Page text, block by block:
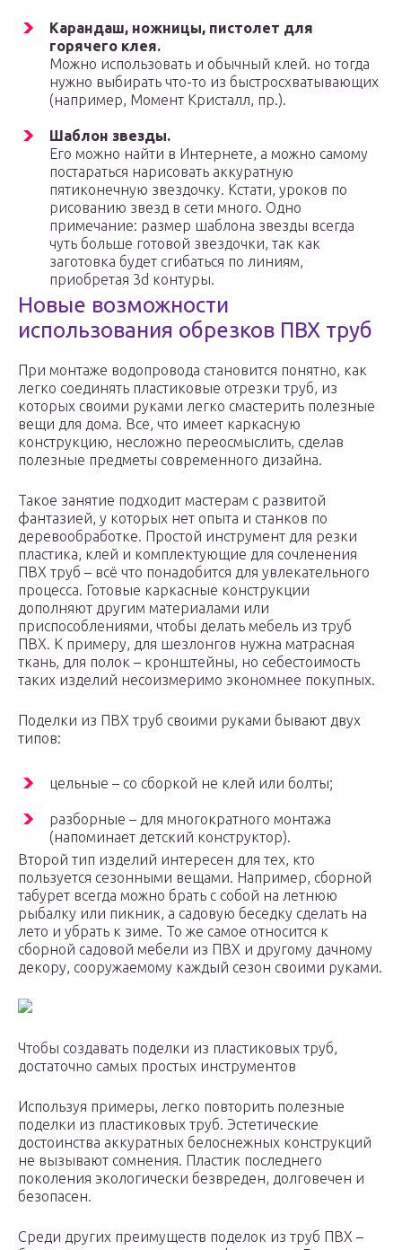
Карандаш, ножницы, пистолет для
горячего клея.
Можно использовать и обычный клей. но тогда
нужно выбирать что-то из быстросхватывающих
(например, Момент Кристалл, пр.).
Шаблон звезды.
Его можно найти в Интернете, а можно самому
постараться нарисовать аккуратную
пятиконечную звездочку. Кстати, уроков по
рисованию звезд в сети много. Одно
примечание: размер шаблона звезды всегда
чуть больше готовой звездочки, так как
заготовка будет сгибаться по линиям,
приобретая 3d контуры.
Новые возможности
использования обрезков ПВХ труб
При монтаже водопровода становится понятно, как
легко соединять пластиковые отрезки труб, из
которых своими руками легко смастерить полезные
вещи для дома. Все, что имеет каркасную
конструкцию, несложно переосмыслить, сделав
полезные предметы современного дизайна.
Такое занятие подходит мастерам с развитой
фантазией, у которых нет опыта и станков по
деревообработке. Простой инструмент для резки
пластика, клей и комплектующие для сочленения
ПВХ труб – всё что понадобится для увлекательного
процесса. Готовые каркасные конструкции
дополняют другим материалами или
приспособлениями, чтобы делать мебель из труб
ПВХ. К примеру, для шезлонгов нужна матрасная
ткань, для полок – кронштейны, но себестоимость
таких изделий несоизмеримо экономнее покупных.
Поделки из ПВХ труб своими руками бывают двух
типов:
цельные – со сборкой не клей или болты;
разборные – для многократного монтажа
(напоминает детский конструктор).
Второй тип изделий интересен для тех, кто
пользуется сезонными вещами. Например, сборной
табурет всегда можно брать с собой на летнюю
рыбалку или пикник, а садовую беседку сделать на
лето и убрать к зиме. То же самое относится к
сборной садовой мебели из ПВХ и другому дачному
декору, сооружаемому каждый сезон своими руками.
Чтобы создавать поделки из пластиковых труб,
достаточно самых простых инструментов
Используя примеры, легко повторить полезные
поделки из пластиковых труб. Эстетические
достоинства аккуратных белоснежных конструкций
не вызывают сомнения. Пластик последнего
поколения экологически безвреден, долговечен и
безопасен.
Среди других преимуществ поделок из труб ПВХ –